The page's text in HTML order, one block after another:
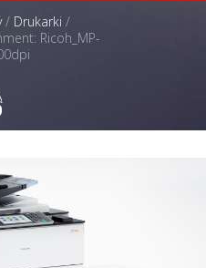
/ Drukarki /
Ricoh_MP-